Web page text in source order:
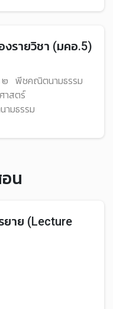
งรายวิชา (มคอ.5)
๒
พีชคณิตนามธรรม
าสตร์
มธรรม
น
ยาย (Lecture